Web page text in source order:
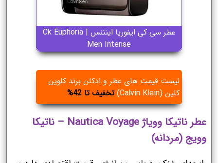
عطر سی کی ایفوریا اینتنس | Ck Euphoria
Men Intense
لیست قیمت های عطر و ادکلن برند کلوین
کلین (Calvin Klein)
تخفیف تا 42%
عطر ناتیکا وویاژ Nautica Voyage – ناتیکا
وویج (مردانه)